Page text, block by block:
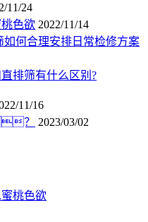
11/24
色欲 2022/11/14
何合理安排日常检修方案
排筛有什么区别?
11/16
？
2023/03/02
桃色欲